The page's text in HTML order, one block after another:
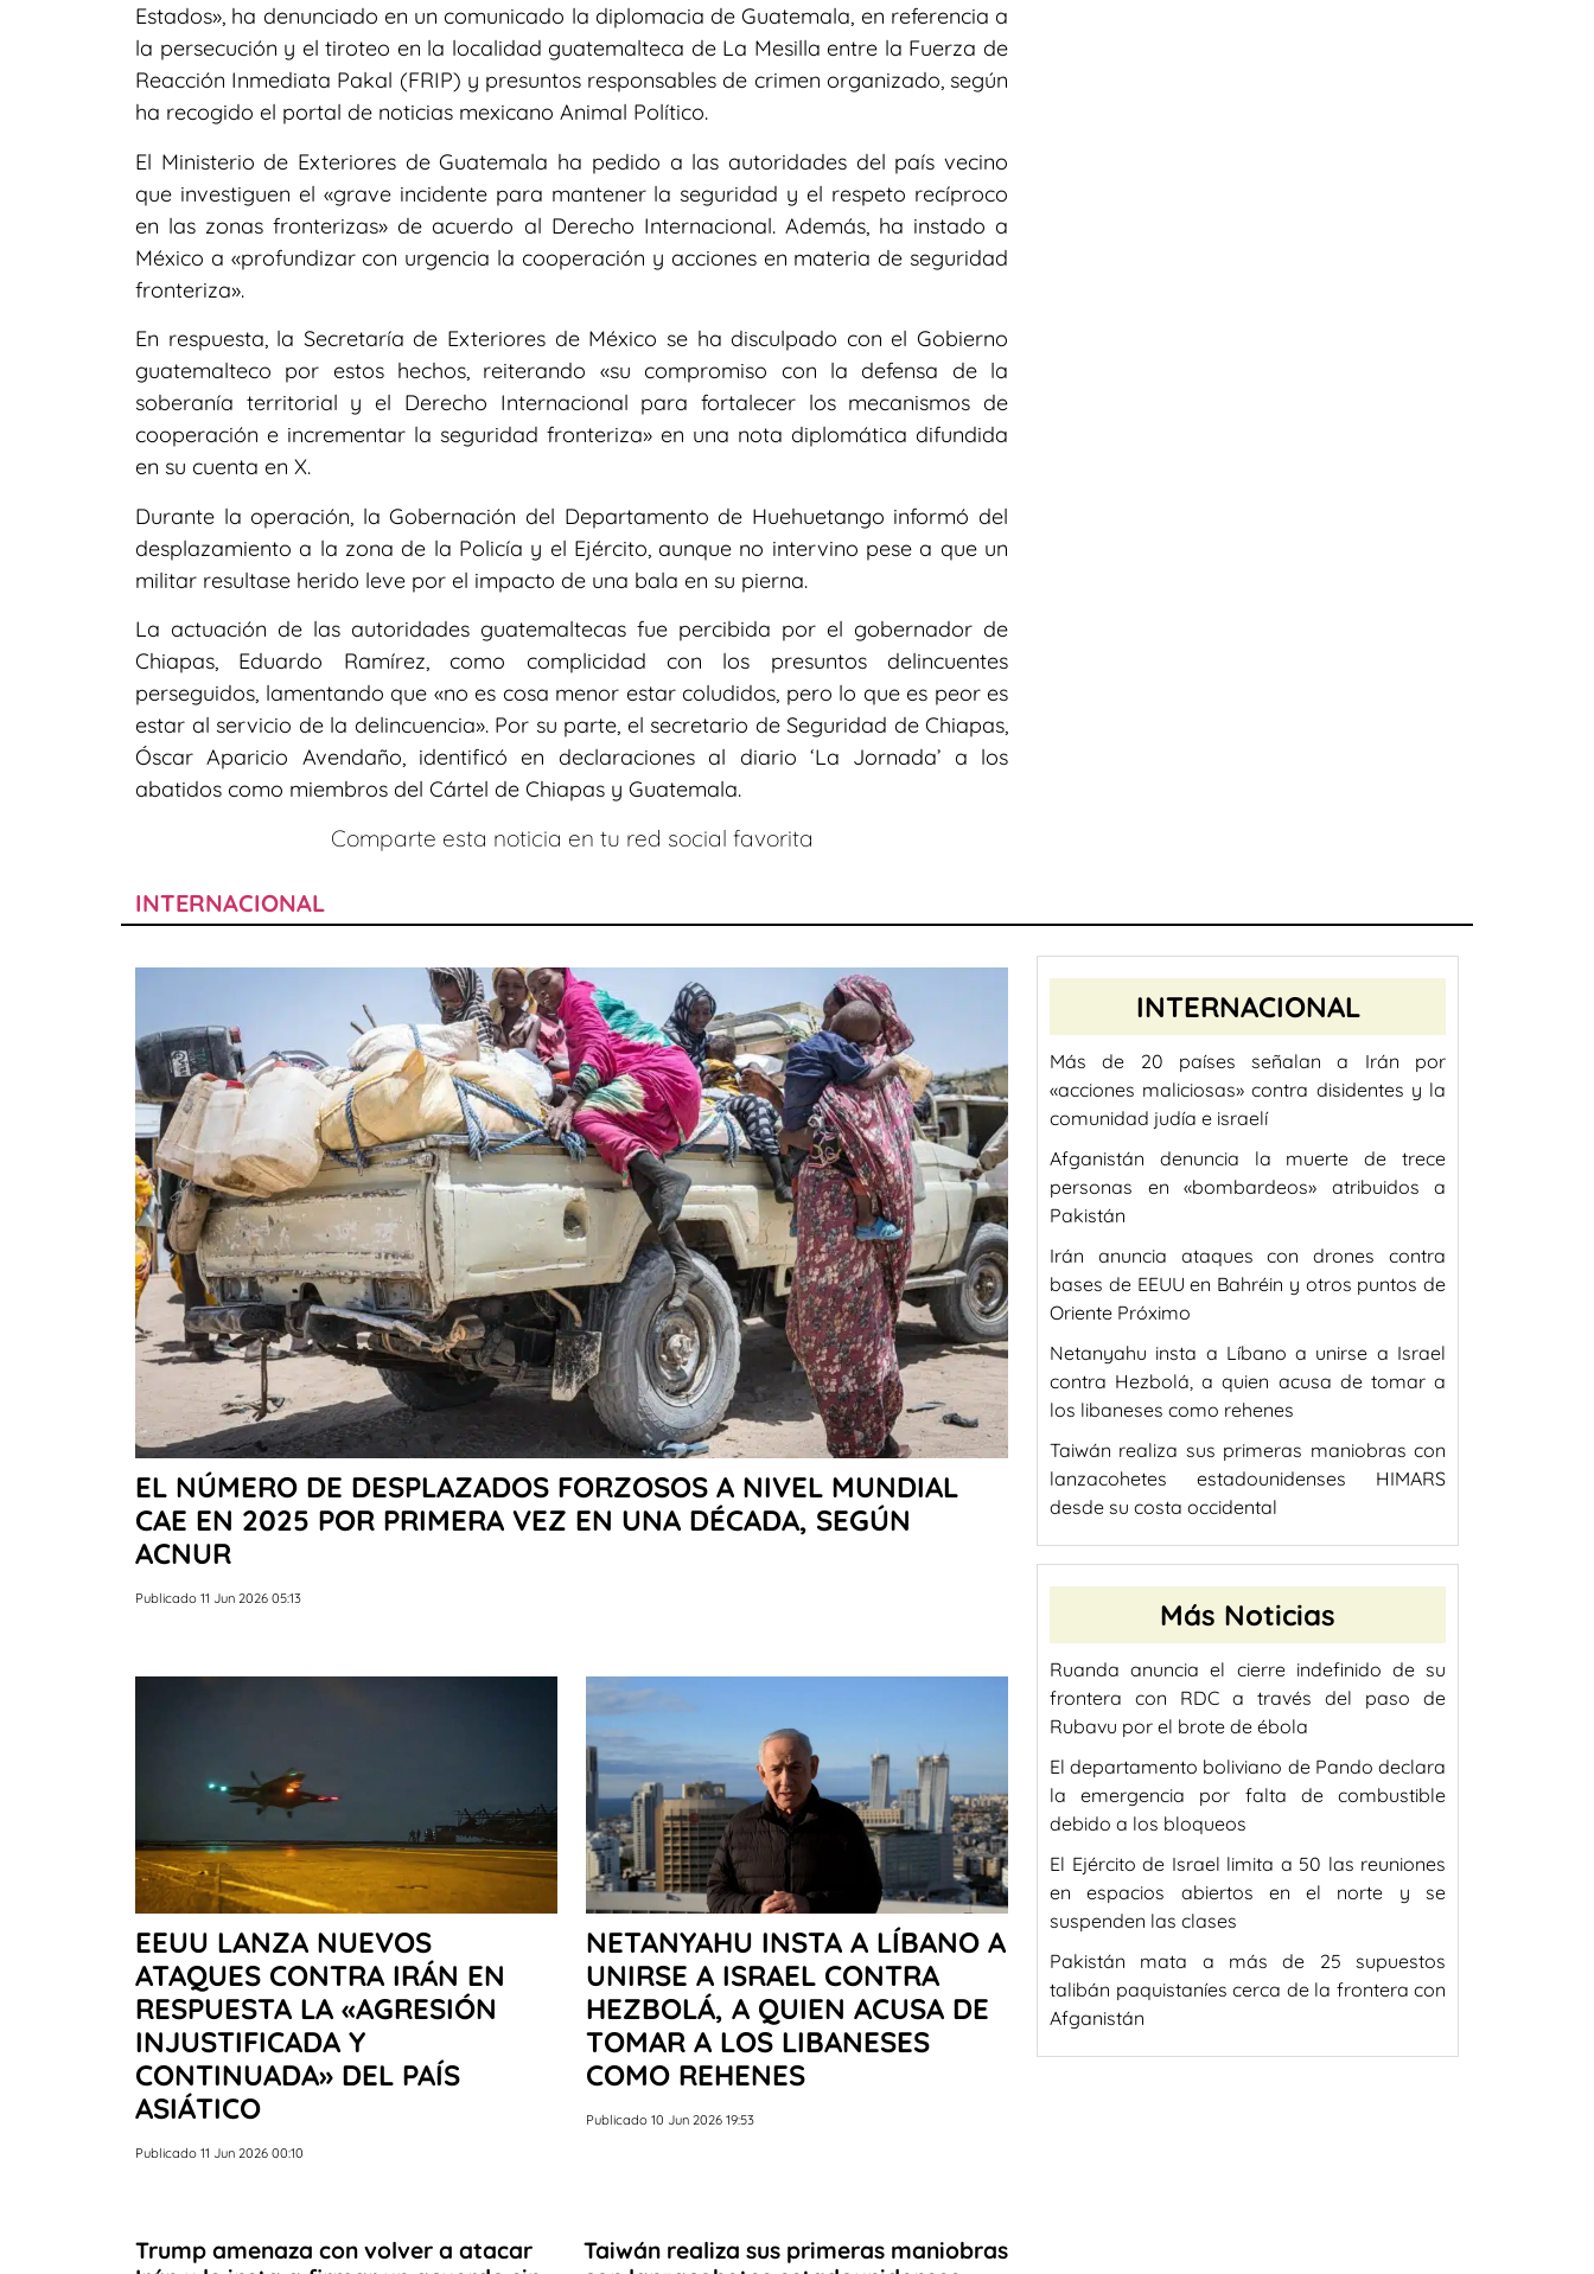
Estados», ha denunciado en un comunicado la diplomacia de Guatemala, en referencia a
la persecución y el tiroteo en la localidad guatemalteca de La Mesilla entre la Fuerza de
Reacción Inmediata Pakal (FRIP) y presuntos responsables de crimen organizado, según
ha recogido el portal de noticias mexicano Animal Político.
El Ministerio de Exteriores de Guatemala ha pedido a las autoridades del país vecino
que investiguen el «grave incidente para mantener la seguridad y el respeto recíproco
en las zonas fronterizas» de acuerdo al Derecho Internacional. Además, ha instado a
México a «profundizar con urgencia la cooperación y acciones en materia de seguridad
fronteriza».
En respuesta, la Secretaría de Exteriores de México se ha disculpado con el Gobierno
guatemalteco por estos hechos, reiterando «su compromiso con la defensa de la
soberanía territorial y el Derecho Internacional para fortalecer los mecanismos de
cooperación e incrementar la seguridad fronteriza» en una nota diplomática difundida
en su cuenta en X.
Durante la operación, la Gobernación del Departamento de Huehuetango informó del
desplazamiento a la zona de la Policía y el Ejército, aunque no intervino pese a que un
militar resultase herido leve por el impacto de una bala en su pierna.
La actuación de las autoridades guatemaltecas fue percibida por el gobernador de
Chiapas, Eduardo Ramírez, como complicidad con los presuntos delincuentes
perseguidos, lamentando que «no es cosa menor estar coludidos, pero lo que es peor es
estar al servicio de la delincuencia». Por su parte, el secretario de Seguridad de Chiapas,
Óscar Aparicio Avendaño, identificó en declaraciones al diario ‘La Jornada’ a los
abatidos como miembros del Cártel de Chiapas y Guatemala.
Comparte esta noticia en tu red social favorita
INTERNACIONAL
EL NÚMERO DE DESPLAZADOS FORZOSOS A NIVEL MUNDIAL
CAE EN 2025 POR PRIMERA VEZ EN UNA DÉCADA, SEGÚN
ACNUR
Publicado 11 Jun 2026 05:13
EEUU LANZA NUEVOS
ATAQUES CONTRA IRÁN EN
RESPUESTA LA «AGRESIÓN
INJUSTIFICADA Y
CONTINUADA» DEL PAÍS
ASIÁTICO
Publicado 11 Jun 2026 00:10
NETANYAHU INSTA A LÍBANO A
UNIRSE A ISRAEL CONTRA
HEZBOLÁ, A QUIEN ACUSA DE
TOMAR A LOS LIBANESES
COMO REHENES
Publicado 10 Jun 2026 19:53
Trump amenaza con volver a atacar
Taiwán realiza sus primeras maniobras
INTERNACIONAL
Más de 20 países señalan a Irán por
«acciones maliciosas» contra disidentes y la
comunidad judía e israelí
Afganistán denuncia la muerte de trece
personas en «bombardeos» atribuidos a
Pakistán
Irán anuncia ataques con drones contra
bases de EEUU en Bahréin y otros puntos de
Oriente Próximo
Netanyahu insta a Líbano a unirse a Israel
contra Hezbolá, a quien acusa de tomar a
los libaneses como rehenes
Taiwán realiza sus primeras maniobras con
lanzacohetes estadounidenses HIMARS
desde su costa occidental
Más Noticias
Ruanda anuncia el cierre indefinido de su
frontera con RDC a través del paso de
Rubavu por el brote de ébola
El departamento boliviano de Pando declara
la emergencia por falta de combustible
debido a los bloqueos
El Ejército de Israel limita a 50 las reuniones
en espacios abiertos en el norte y se
suspenden las clases
Pakistán mata a más de 25 supuestos
talibán paquistaníes cerca de la frontera con
Afganistán